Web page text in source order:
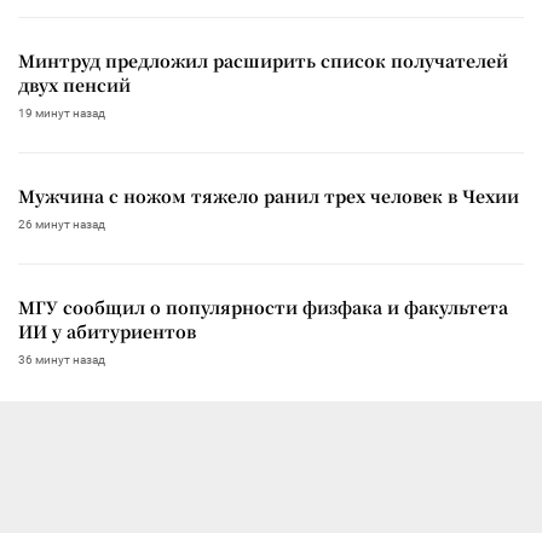
Минтруд предложил расширить список получателей
двух пенсий
19 минут назад
Мужчина с ножом тяжело ранил трех человек в Чехии
26 минут назад
МГУ сообщил о популярности физфака и факультета
ИИ у абитуриентов
36 минут назад